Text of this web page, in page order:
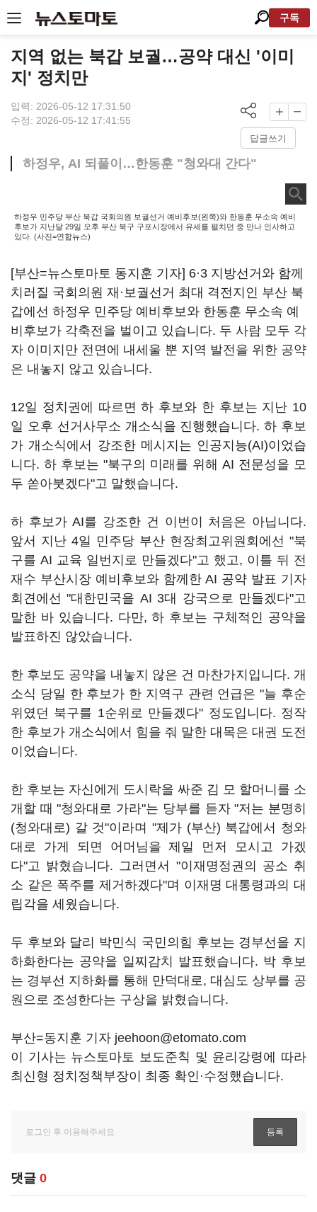
구독
지역 없는 북갑 보궐…공약 대신 '이미
지' 정치만
입력: 2026-05-12 17:31:50
수정: 2026-05-12 17:41:55
답글쓰기
하정우, AI 되풀이…한동훈 "청와대 간다"
하정우 민주당 부산 북갑 국회의원 보궐선거 예비후보(왼쪽)와 한동훈 무소속 예비
후보가 지난달 29일 오후 부산 북구 구포시장에서 유세를 펼치던 중 만나 인사하고
있다. (사진=연합뉴스)
[부산=뉴스토마토 동지훈 기자] 6·3 지방선거와 함께
치러질 국회의원 재·보궐선거 최대 격전지인 부산 북
갑에선 하정우 민주당 예비후보와 한동훈 무소속 예
비후보가 각축전을 벌이고 있습니다. 두 사람 모두 각
자 이미지만 전면에 내세울 뿐 지역 발전을 위한 공약
은 내놓지 않고 있습니다.
12일 정치권에 따르면 하 후보와 한 후보는 지난 10
일 오후 선거사무소 개소식을 진행했습니다. 하 후보
가 개소식에서 강조한 메시지는 인공지능(AI)이었습
니다. 하 후보는 "북구의 미래를 위해 AI 전문성을 모
두 쏟아붓겠다"고 말했습니다.
하 후보가 AI를 강조한 건 이번이 처음은 아닙니다.
앞서 지난 4일 민주당 부산 현장최고위원회에선 "북
구를 AI 교육 일번지로 만들겠다"고 했고, 이틀 뒤 전
재수 부산시장 예비후보와 함께한 AI 공약 발표 기자
회견에선 "대한민국을 AI 3대 강국으로 만들겠다"고
말한 바 있습니다. 다만, 하 후보는 구체적인 공약을
발표하진 않았습니다.
한 후보도 공약을 내놓지 않은 건 마찬가지입니다. 개
소식 당일 한 후보가 한 지역구 관련 언급은 "늘 후순
위였던 북구를 1순위로 만들겠다" 정도입니다. 정작
한 후보가 개소식에서 힘을 줘 말한 대목은 대권 도전
이었습니다.
한 후보는 자신에게 도시락을 싸준 김 모 할머니를 소
개할 때 "청와대로 가라"는 당부를 듣자 "저는 분명히
(청와대로) 갈 것"이라며 "제가 (부산) 북갑에서 청와
대로 가게 되면 어머님을 제일 먼저 모시고 가겠
다"고 밝혔습니다. 그러면서 "이재명정권의 공소 취
소 같은 폭주를 제거하겠다"며 이재명 대통령과의 대
립각을 세웠습니다.
두 후보와 달리 박민식 국민의힘 후보는 경부선을 지
하화한다는 공약을 일찌감치 발표했습니다. 박 후보
는 경부선 지하화를 통해 만덕대로, 대심도 상부를 공
원으로 조성한다는 구상을 밝혔습니다.
부산=동지훈 기자 jeehoon@etomato.com
이 기사는 뉴스토마토 보도준칙 및 윤리강령에 따라
최신형 정치정책부장이 최종 확인·수정했습니다.
댓글 0